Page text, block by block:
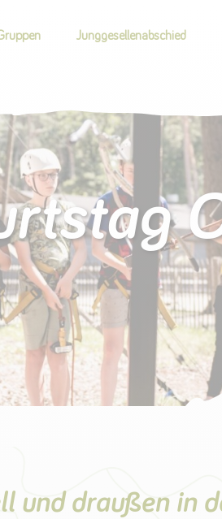
Junggesellenabschied
und draußen in